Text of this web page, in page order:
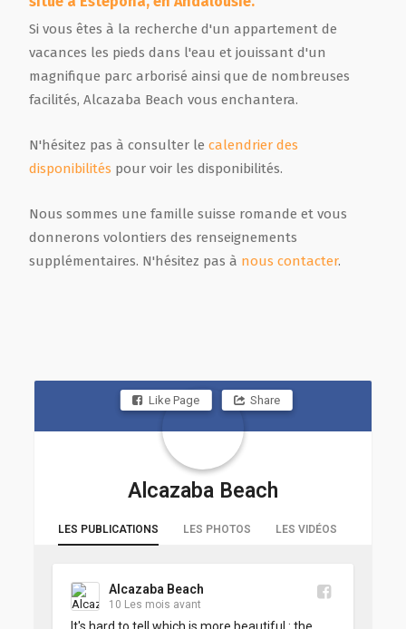
Si vous êtes à la recherche d'un appartement de
vacances les pieds dans l'eau et jouissant d'un
magnifique parc arborisé ainsi que de nombreuses
facilités, Alcazaba Beach vous enchantera.
N'hésitez pas à consulter le calendrier des
disponibilités pour voir les disponibilités.
Nous sommes une famille suisse romande et vous
donnerons volontiers des renseignements
supplémentaires. N'hésitez pas à nous contacter.
Like Page Share
Alcazaba Beach
LES PUBLICATIONS LES PHOTOS LES VIDÉOS
Alcazaba Beach
10 Les mois avant
It's hard to tell which is more beautiful : the